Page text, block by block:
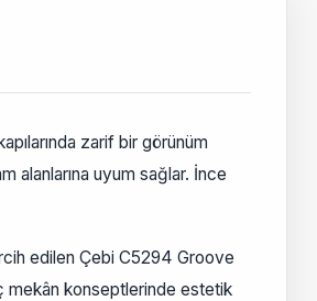
zarif bir görünüm
alanlarına uyum sağlar. İnce
edilen Çebi C5294 Groove
mekân konseptlerinde estetik